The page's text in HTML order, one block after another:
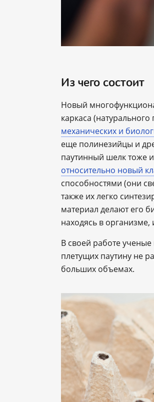
Из чего состоит
Новый
каркаса
механических и
еще полинезийцы и
паутинный шелк тоже
относительно новый
способностями (они
также их легко
материал делают его
находясь в
В своей работе
плетущих паутину не
больших объемах.